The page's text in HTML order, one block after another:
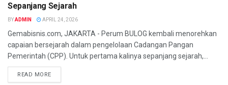
Sepanjang Sejarah
BYADMIN APRIL 24, 2026
Gemabisnis.com, JAKARTA - Perum BULOG kembali menorehkan
capaian bersejarah dalam pengelolaan Cadangan Pangan
Pemerintah (CPP). Untuk pertama kalinya sepanjang sejarah,...
READ MORE